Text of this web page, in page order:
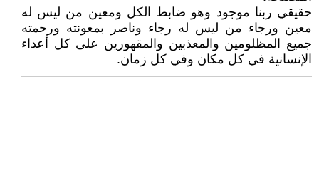
حقيقي ربنا موجود وهو ضابط الكل ومعين من ليس له
معين ورجاء من ليس له رجاء وناصر بمعونته ورحمته
جميع المظلومين والمعذبين والمقهورين على كل أعداء
الإنسانية في كل مكان وفي كل زمان.